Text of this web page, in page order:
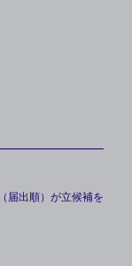
届出順）が立候補を